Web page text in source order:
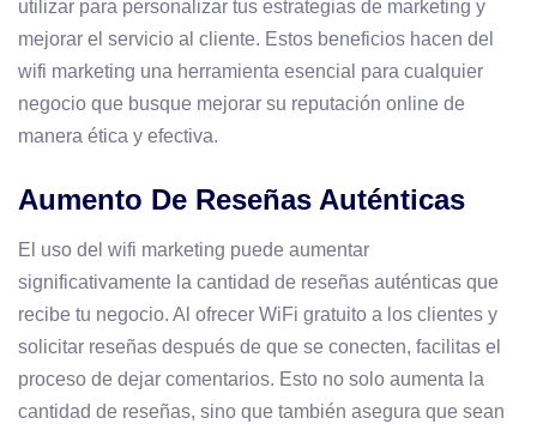
utilizar para personalizar tus estrategias de marketing y
mejorar el servicio al cliente. Estos beneficios hacen del
wifi marketing una herramienta esencial para cualquier
negocio que busque mejorar su reputación online de
manera ética y efectiva.
Aumento De Reseñas Auténticas
El uso del wifi marketing puede aumentar
significativamente la cantidad de reseñas auténticas que
recibe tu negocio. Al ofrecer WiFi gratuito a los clientes y
solicitar reseñas después de que se conecten, facilitas el
proceso de dejar comentarios. Esto no solo aumenta la
cantidad de reseñas, sino que también asegura que sean